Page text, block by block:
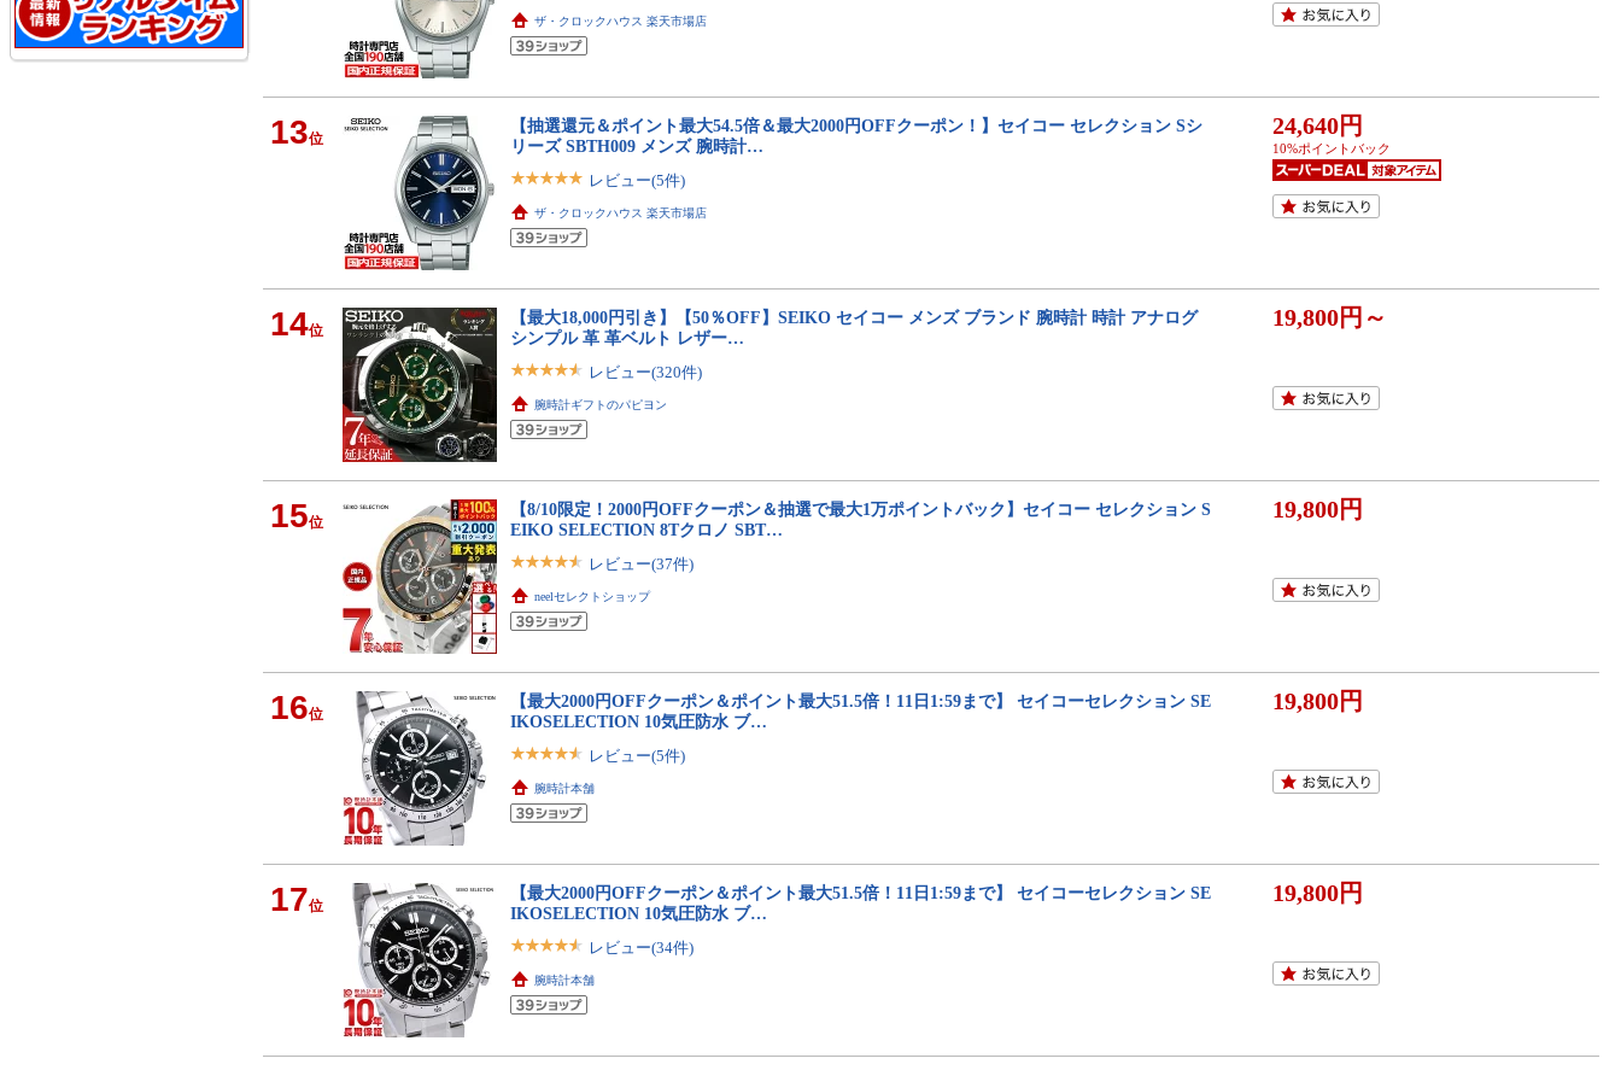
ザ・クロックハウス 楽天市場店
13位
【抽選還元＆ポイント最大54.5倍＆最大2000円OFFクーポン！】セイコー セレクション Sシ
リーズ SBTH009 メンズ 腕時計…
レビュー(5件)
ザ・クロックハウス 楽天市場店
24,640円
10%ポイントバック
14位
【最大18,000円引き】【50％OFF】SEIKO セイコー メンズ ブランド 腕時計 時計 アナログ
シンプル 革 革ベルト レザー…
レビュー(320件)
腕時計ギフトのパピヨン
19,800円～
15位
【8/10限定！2000円OFFクーポン＆抽選で最大1万ポイントバック】セイコー セレクション S
EIKO SELECTION 8Tクロノ SBT…
レビュー(37件)
neelセレクトショップ
19,800円
16位
【最大2000円OFFクーポン＆ポイント最大51.5倍！11日1:59まで】 セイコーセレクション SE
IKOSELECTION 10気圧防水 ブ…
レビュー(5件)
腕時計本舗
19,800円
17位
【最大2000円OFFクーポン＆ポイント最大51.5倍！11日1:59まで】 セイコーセレクション SE
IKOSELECTION 10気圧防水 ブ…
レビュー(34件)
腕時計本舗
19,800円